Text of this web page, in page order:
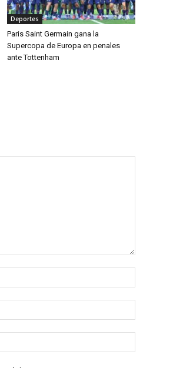
Deportes
Paris Saint Germain gana la
Supercopa de Europa en penales
ante Tottenham